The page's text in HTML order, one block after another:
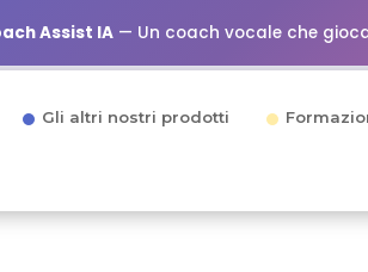
Assist IA— Un coach vocale che
Gli altri nostri prodotti